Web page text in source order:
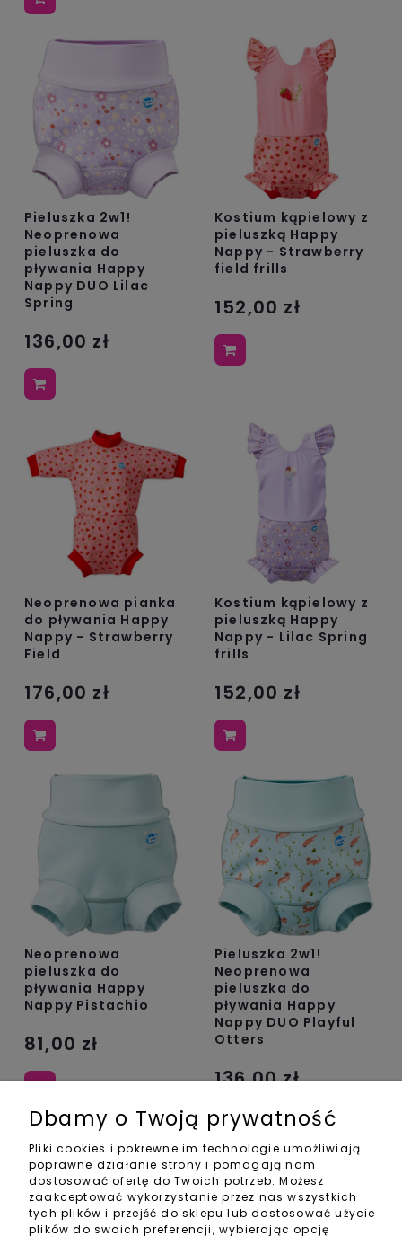
Pieluszka 2w1!
Neoprenowa
pieluszka do
pływania Happy
Nappy DUO Lilac
Spring
136,00 zł
Kostium kąpielowy z
pieluszką Happy
Nappy - Strawberry
field frills
152,00 zł
Neoprenowa pianka
do pływania Happy
Nappy - Strawberry
Field
176,00 zł
Kostium kąpielowy z
pieluszką Happy
Nappy - Lilac Spring
frills
152,00 zł
Neoprenowa
pieluszka do
pływania Happy
Nappy Pistachio
81,00 zł
Pieluszka 2w1!
Neoprenowa
pieluszka do
pływania Happy
Nappy DUO Playful
Otters
136,00 zł
Dbamy o Twoją prywatność
Pliki cookies i pokrewne im technologie umożliwiają
poprawne działanie strony i pomagają nam
dostosować ofertę do Twoich potrzeb. Możesz
zaakceptować wykorzystanie przez nas wszystkich
tych plików i przejść do sklepu lub dostosować użycie
plików do swoich preferencji, wybierając opcję